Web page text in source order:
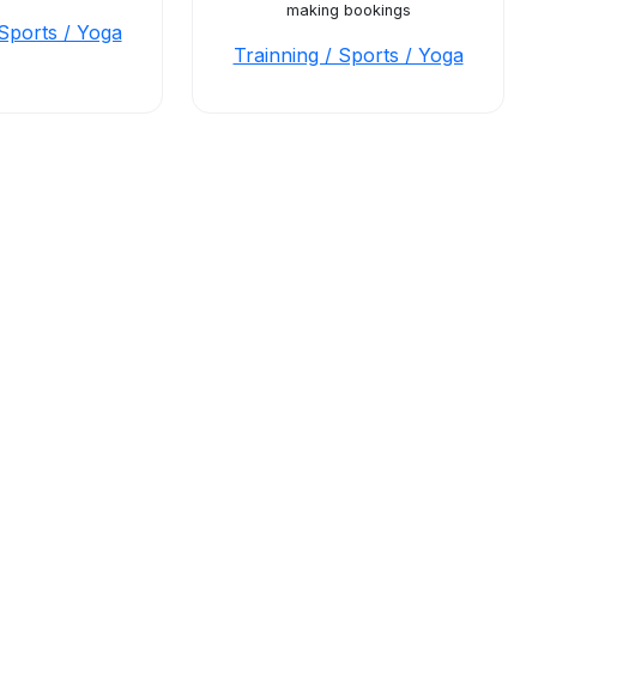
/ Yoga
making bookings
Trainning / Sports / Yoga